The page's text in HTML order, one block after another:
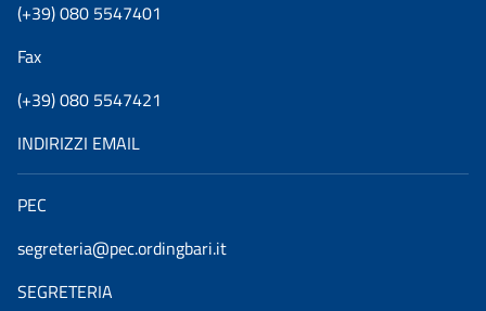
(+39) 080 5547401
Fax
(+39) 080 5547421
INDIRIZZI EMAIL
PEC
segreteria@pec.ordingbari.it
SEGRETERIA